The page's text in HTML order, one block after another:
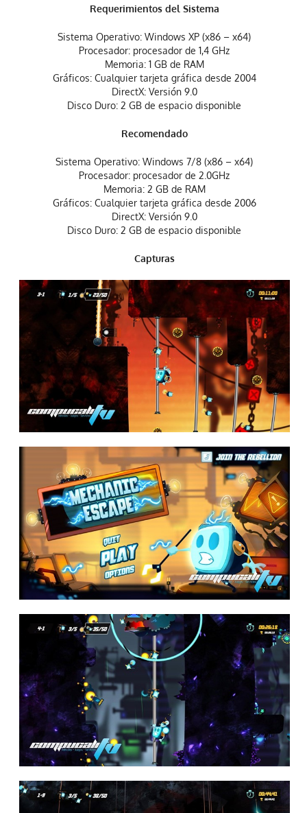
Requerimientos del Sistema
Sistema Operativo: Windows XP (x86 – x64)
Procesador: procesador de 1,4 GHz
Memoria: 1 GB de RAM
Gráficos: Cualquier tarjeta gráfica desde 2004
DirectX: Versión 9.0
Disco Duro: 2 GB de espacio disponible
Recomendado
Sistema Operativo: Windows 7/8 (x86 – x64)
Procesador: procesador de 2.0GHz
Memoria: 2 GB de RAM
Gráficos: Cualquier tarjeta gráfica desde 2006
DirectX: Versión 9.0
Disco Duro: 2 GB de espacio disponible
Capturas